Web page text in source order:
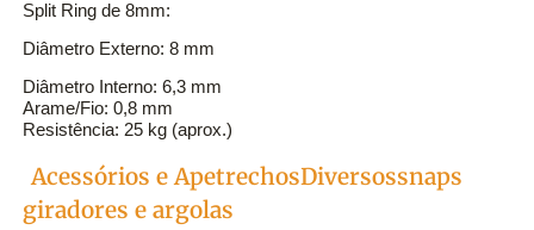
Split Ring de 8mm:
Diâmetro Externo: 8 mm
Diâmetro Interno: 6,3 mm
Arame/Fio: 0,8 mm
Resistência: 25 kg (aprox.)
Acessórios e ApetrechosDiversossnaps
giradores e argolas